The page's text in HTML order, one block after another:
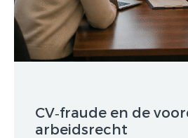
CV‑fraude en de
arbeidsrecht